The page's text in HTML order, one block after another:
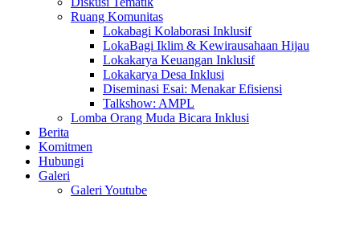
Ruang Komunitas
Lokabagi Kolaborasi Inklusif
LokaBagi Iklim & Kewirausahaan Hijau
Lokakarya Keuangan Inklusif
Lokakarya Desa Inklusi
Diseminasi Esai: Menakar Efisiensi
Talkshow: AMPL
Lomba Orang Muda Bicara Inklusi
Berita
Komitmen
Hubungi
Galeri
Galeri Youtube